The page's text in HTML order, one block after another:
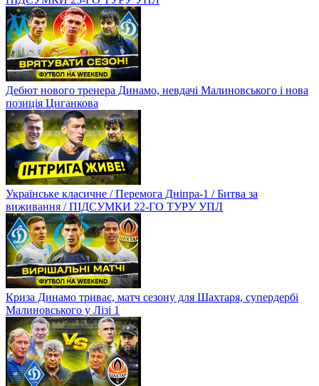
Дебют нового тренера Динамо, невдачі Малиновського і нова
позиція Циганкова
Українське класичне / Перемога Дніпра-1 / Битва за
виживання / ПІДСУМКИ 22-ГО ТУРУ УПЛ
Криза Динамо триває, матч сезону для Шахтаря, супердербі
Малиновського у Лізі 1